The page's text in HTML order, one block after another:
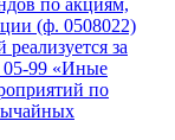
по акциям,
(ф. 0508022)
за
05-99 «Иные
по